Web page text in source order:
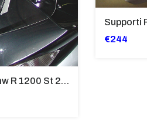
Cupolino Alto Per Bmw R 1200 St 2004 - 2007 TRASPARENTE - Sc950-T
€244